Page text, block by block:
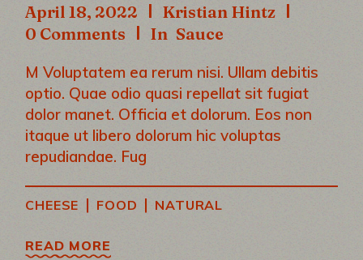
April 18, 2022
Kristian Hintz
0 Comments
In Sauce
M Voluptatem ea rerum nisi. Ullam debitis
optio. Quae odio quasi repellat sit fugiat
dolor manet. Officia et dolorum. Eos non
itaque ut libero dolorum hic voluptas
repudiandae. Fug
CHEESE | FOOD | NATURAL
READ MORE